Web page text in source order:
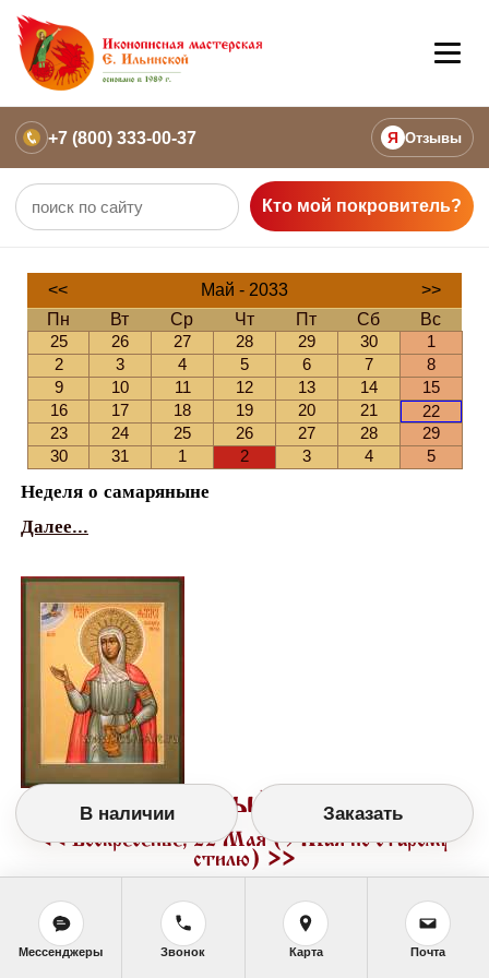
+7 (800) 333-00-37 Я Отзывы
Кто мой покровитель?
<< Май - 2033
>>
Пн
Вт Ср Чт Пт Сб
Вс
25
26 27 28 29 30
1
2
3 4 5 6 7
8
9
10 11 12 13 14
15
16
17 18 19 20 21
22
23
24 25 26 27 28
29
30
31 1 2 3 4 5
Неделя о самаряныне
Далее...
Православный календарь
<<Воскресенье, 22 Мая (9 Мая по старому
стилю) >>
Праздники в этот день
В наличии Заказать
Мессенджеры Звонок Карта Почта